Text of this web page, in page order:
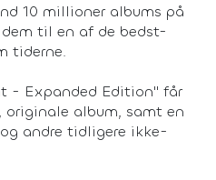
10 millioner albums på
til en af de bedst-
tiderne.
- Expanded Edition" får
album, samt en
andre tidligere ikke-